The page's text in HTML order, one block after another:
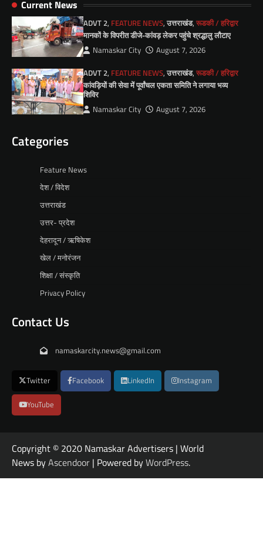
Current News
ADVT 2, FEATURE NEWS,उत्तराखंड,रूडकी / हरिद्वार
मानकों के विपरीत डीजे-कांवड़ लेकर पहुंचे श्रद्धालु लौटाए
Namaskar City August 7, 2026
ADVT 2, FEATURE NEWS,उत्तराखंड,रूडकी / हरिद्वार
कांवड़ियों की सेवा में पूर्वांचल एकता समिति ने लगाया भव्य
शिविर
Namaskar City August 7, 2026
Categories
Feature News
देश / विदेश
उत्तराखंड
उत्तर- प्रदेश
देहरादून / ऋषिकेश
खेल / मनोरंजन
शिक्षा / संस्कृति
Privacy Policy
Contact Us
namaskarcity.news@gmail.com
Twitter Facebook LinkedIn Instagram
YouTube
Copyright © 2020 Namaskar Advertisers | World
News byAscendoor | Powered byWordPress.